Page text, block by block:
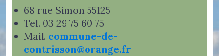
68 rue Simon 55125
Tel. 03 29 75 60 75
Mail. commune-de-
contrisson@orange.fr